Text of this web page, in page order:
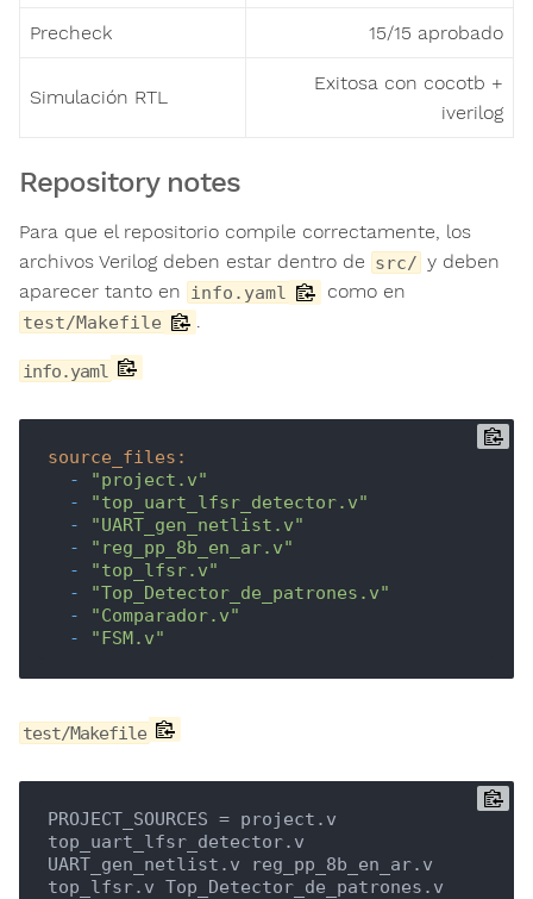
Precheck 15/15 aprobado
Simulación RTL
Exitosa con cocotb +
iverilog
Repository notes
Para que el repositorio compile correctamente, los
archivos Verilog deben estar dentro de src/ y deben
aparecer tanto en
info.yaml como en
test/Makefile
info.yaml
source_files:
-
"project.v"
-
"top_uart_lfsr_detector.v"
-
"UART_gen_netlist.v"
-
"reg_pp_8b_en_ar.v"
-
"top_lfsr.v"
-
"Top_Detector_de_patrones.v"
-
"Comparador.v"
-
"FSM.v"
test/Makefile
PROJECT_SOURCES = project.v
top_uart_lfsr_detector.v
UART_gen_netlist.v reg_pp_8b_en_ar.v
top_lfsr.v Top_Detector_de_patrones.v